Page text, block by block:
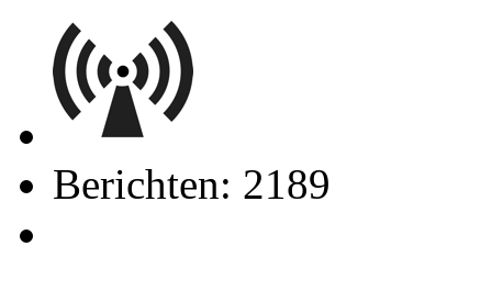
Berichten: 2189